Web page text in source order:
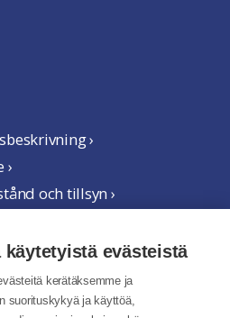
›
och tillsyn ›
evästeistä
kerätäksemme ja
suorituskykyä ja käyttöä,